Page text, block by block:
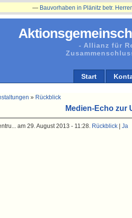
- Allianz für
Start
Bauvorhaben in Plänitz betr.
» Rückblick
Medien-Echo zur
am 29. August 2013 - 11:28. Rückblick |Ja